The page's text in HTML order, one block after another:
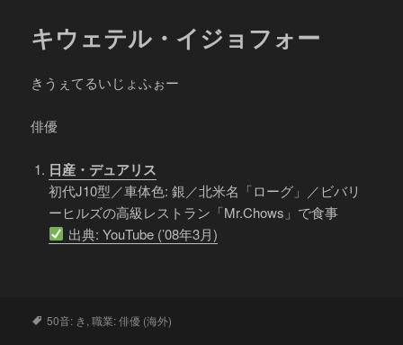
キウェテル・イジョフォー
きうぇてるいじょふぉー
俳優
日産・デュアリス
初代J10型／車体色: 銀／北米名「ローグ」／ビバリ
ーヒルズの高級レストラン「Mr.Chows」で食事
出典: YouTube (’08年3月)
タ
50音: き,職業: 俳優 (海外)